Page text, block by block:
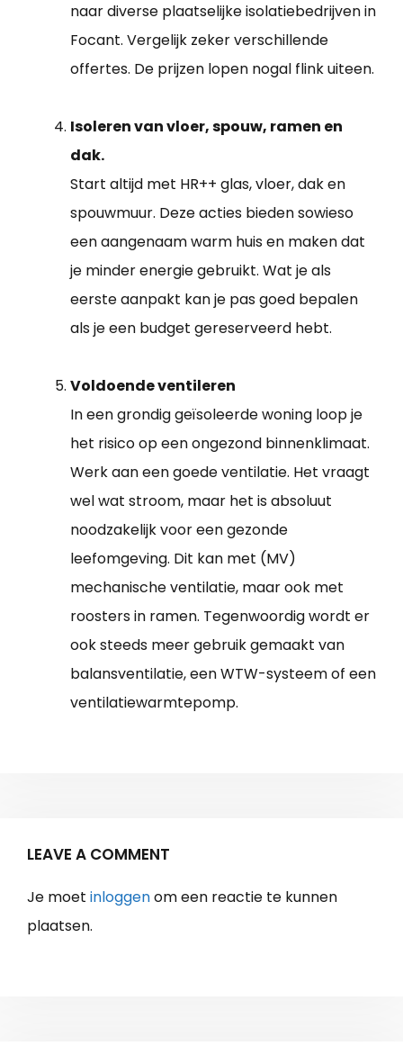
naar diverse plaatselijke isolatiebedrijven in
Focant. Vergelijk zeker verschillende
offertes. De prijzen lopen nogal flink uiteen.
Isoleren van vloer, spouw, ramen en
dak.
Start altijd met HR++ glas, vloer, dak en
spouwmuur. Deze acties bieden sowieso
een aangenaam warm huis en maken dat
je minder energie gebruikt. Wat je als
eerste aanpakt kan je pas goed bepalen
als je een budget gereserveerd hebt.
Voldoende ventileren
In een grondig geïsoleerde woning loop je
het risico op een ongezond binnenklimaat.
Werk aan een goede ventilatie. Het vraagt
wel wat stroom, maar het is absoluut
noodzakelijk voor een gezonde
leefomgeving. Dit kan met (MV)
mechanische ventilatie, maar ook met
roosters in ramen. Tegenwoordig wordt er
ook steeds meer gebruik gemaakt van
balansventilatie, een WTW-systeem of een
ventilatiewarmtepomp.
LEAVE A COMMENT
Je moet inloggenom een reactie te kunnen
plaatsen.